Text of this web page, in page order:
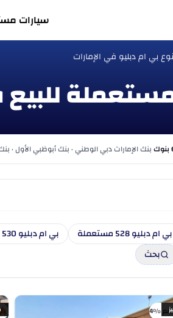
سيارات
بي ام دبليو في الإمارات
بنك الإمارات دبي الوطني · بنك أبوظبي الأول ·
بي ام دبليو 528 مستعملة بي ام دبليو 530 مستعملة
بحث
%4